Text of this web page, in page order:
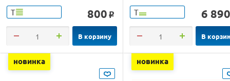
Т 800 o
В корзину
Т 6 890
В
новинка новинка